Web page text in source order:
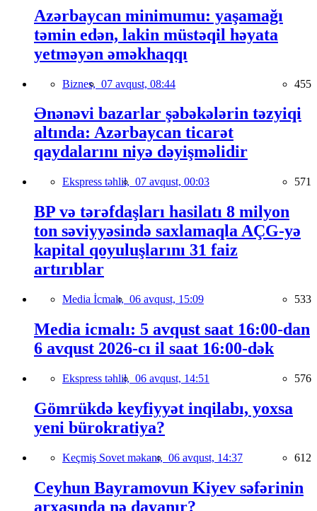
Azərbaycan minimumu: yaşamağı
təmin edən, lakin müstəqil həyata
yetməyən əməkhaqqı
Biznes, 07 avqust, 08:44 455
Ənənəvi bazarlar şəbəkələrin təzyiqi
altında: Azərbaycan ticarət
qaydalarını niyə dəyişməlidir
Ekspress təhlil, 07 avqust, 00:03 571
BP və tərəfdaşları hasilatı 8 milyon
ton səviyyəsində saxlamaqla AÇG-yə
kapital qoyuluşlarını 31 faiz
artırıblar
Media İcmalı, 06 avqust, 15:09 533
Media icmalı: 5 avqust saat 16:00-dan
6 avqust 2026-cı il saat 16:00-dək
Ekspress təhlil, 06 avqust, 14:51 576
Gömrükdə keyfiyyət inqilabı, yoxsa
yeni bürokratiya?
Keçmiş Sovet məkanı, 06 avqust, 14:37 612
Ceyhun Bayramovun Kiyev səfərinin
arxasında nə dayanır?